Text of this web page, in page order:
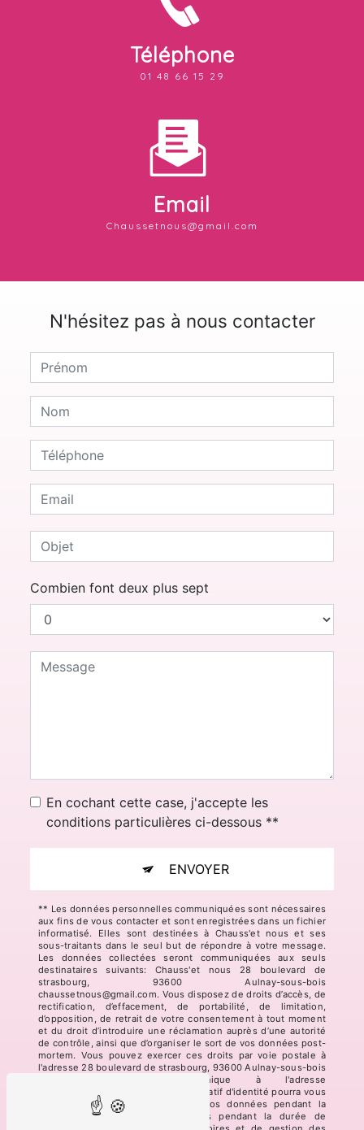
Téléphone
01 48 66 15 29
Email
chaussetnous@gmail.com
N'hésitez pas à nous contacter
Combien font deux plus sept
En cochant cette case, j'accepte les
conditions particulières ci-dessous **
ENVOYER
** Les données personnelles communiquées sont nécessaires
aux fins de vous contacter et sont enregistrées dans un fichier
informatisé. Elles sont destinées à Chauss'et nous et ses
sous-traitants dans le seul but de répondre à votre message.
Les données collectées seront communiquées aux seuls
destinataires suivants: Chauss'et nous 28 boulevard de
strasbourg, 93600 Aulnay-sous-bois
chaussetnous@gmail.com. Vous disposez de droits d’accès, de
rectification, d’effacement, de portabilité, de limitation,
d’opposition, de retrait de votre consentement à tout moment
et du droit d’introduire une réclamation auprès d’une autorité
de contrôle, ainsi que d’organiser le sort de vos données post-
mortem. Vous pouvez exercer ces droits par voie postale à
l'adresse 28 boulevard de strasbourg, 93600 Aulnay-sous-bois
ou par courrier électronique à l'adresse
chaussetnous@gmail.com. Un justificatif d'identité pourra vous
être demandé. Nous conservons vos données pendant la
période de prise de contact puis pendant la durée de